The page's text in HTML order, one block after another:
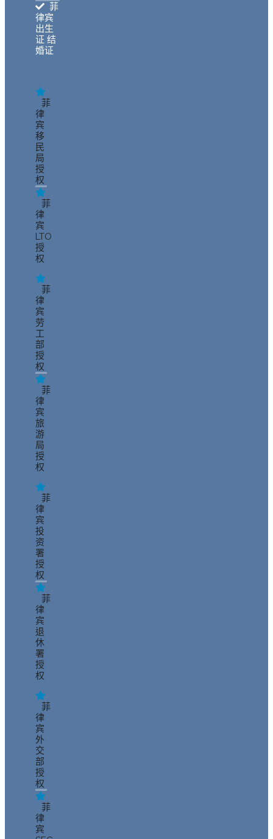
菲
律宾
出生
证 结
婚证
菲
律
宾
移
民
局
授
权
菲
律
宾
LTO
授
权
菲
律
宾
劳
工
部
授
权
菲
律
宾
旅
游
局
授
权
菲
律
宾
投
资
署
授
权
菲
律
宾
退
休
署
授
权
菲
律
宾
外
交
部
授
权
菲
律
宾